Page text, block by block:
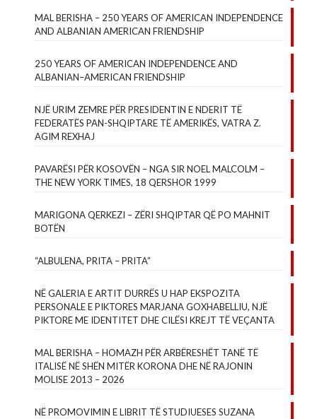
MAL BERISHA – 250 YEARS OF AMERICAN INDEPENDENCE
AND ALBANIAN AMERICAN FRIENDSHIP
250 YEARS OF AMERICAN INDEPENDENCE AND
ALBANIAN–AMERICAN FRIENDSHIP
NJË URIM ZEMRE PËR PRESIDENTIN E NDERIT TË
FEDERATËS PAN-SHQIPTARE TË AMERIKËS, VATRA Z.
AGIM REXHAJ
PAVARËSI PËR KOSOVËN – NGA SIR NOEL MALCOLM –
THE NEW YORK TIMES, 18 QERSHOR 1999
MARIGONA QERKEZI – ZËRI SHQIPTAR QË PO MAHNIT
BOTËN
“ALBULENA, PRITA – PRITA”
NË GALERIA E ARTIT DURRËS U HAP EKSPOZITA
PERSONALE E PIKTORES MARJANA GOXHABELLIU, NJË
PIKTORE ME IDENTITET DHE CILËSI KREJT TË VEÇANTA
MAL BERISHA – HOMAZH PËR ARBËRESHËT TANË TË
ITALISË NË SHËN MITËR KORONA DHE NË RAJONIN
MOLISE 2013 – 2026
NË PROMOVIMIN E LIBRIT TË STUDIUESES SUZANA